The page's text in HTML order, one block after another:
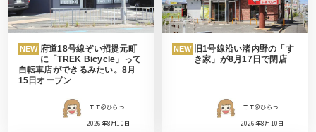
NEW 府道18号線ぞい招提元町
に「TREK Bicycle」って
自転車店ができるみたい。8月
15日オープン
モモ＠ひらつー
2026年8月10日
NEW
旧1号線沿い渚内野の「す
き家」が8月17日で閉店
モモ＠ひらつー
2026年8月10日